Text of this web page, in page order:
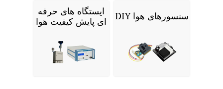
سنسورهای هوا DIY
ایستگاه های حرفه
ای پایش کیفیت هوا